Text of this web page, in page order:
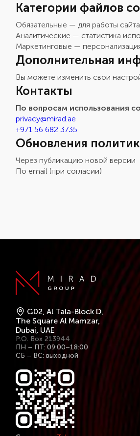
Категории файлов
Обязательные — для работы сайта
Аналитические — статистика
Маркетинговые —
Дополнительная
Вы можете изменить свои
Контакты
По вопросам использования
privacy@mirad.ae
+971 56 682 3735
Обновления
Через публикацию новой версии
По email (при согласии)
G02, Al Tala-Block D,
The Square Al Mamzar,
Dubai, UAE
P.O. Box 213944
ПН – ПТ: 09:00–18:00
СБ – ВС: выходной